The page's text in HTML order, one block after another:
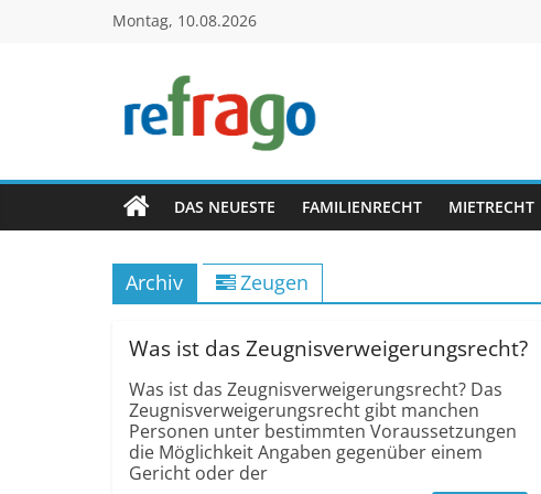
Montag, 10.08.2026
refrago
Rechtsfragen
online
verständlich
erklärt
kostenlos
DAS NEUESTE FAMILIENRECHT MIETRECHT
Archiv Zeugen
Was ist das Zeugnisverweigerungsrecht?
Was ist das Zeugnisverweigerungsrecht? Das
Zeugnisverweigerungsrecht gibt manchen
Personen unter bestimmten Voraussetzungen
die Möglichkeit Angaben gegenüber einem
Gericht oder der